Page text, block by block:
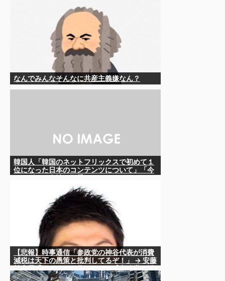
力ができない理由、これなんですよね
なんでみんなそんなに共産主義嫌なん？
韓国人「韓国のネットフリックスで初めて１
位になった日本のコンテンツについて」「今
【悲報】時事通信「参政党の神谷代表が消費
減税は天下の愚策と批判してるぞ！」 → 安藤
費税廃止派、減税派』」ｗｗｗｗｗｗｗｗ